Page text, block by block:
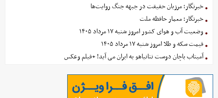
خبرنگار؛ مرزبان حقیقت در جبهه جنگ روایت‌ها
خبرنگار؛ معمار حافظه ملت
وضعیت آب و هوای کشور امروز شنبه ۱۷ مرداد ۱۴۰۵
قیمت سکه و طلا امروز شنبه ۱۷ مرداد ۱۴۰۵
آمیتاب باچان دوست نتانیاهو به ایران می آید! +فیلم وعکس